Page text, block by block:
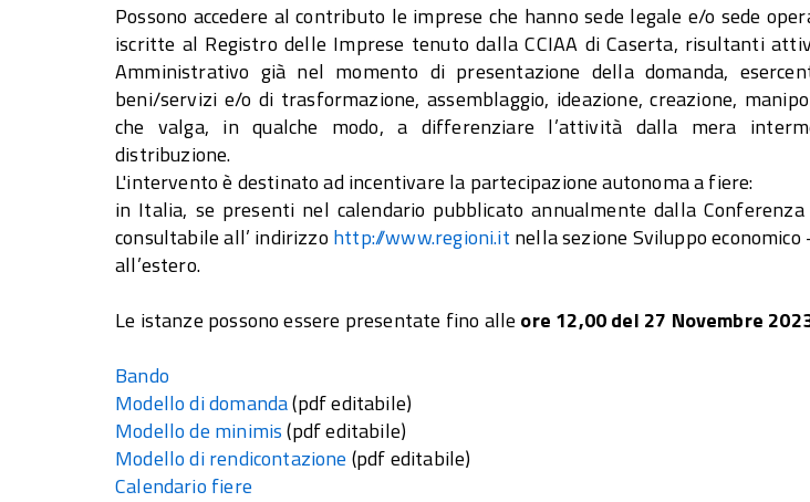
Possono accedere al contributo le imprese che hanno sede legale e/o sede
iscritte al Registro delle Imprese tenuto dalla CCIAA di Caserta, risultanti
Amministrativo già nel momento di presentazione della domanda,
beni/servizi e/o di trasformazione, assemblaggio, ideazione, creazione,
che valga, in qualche modo, a differenziare l’attività dalla mera
distribuzione.
L'intervento è destinato ad incentivare la partecipazione autonoma a fiere:
in Italia, se presenti nel calendario pubblicato annualmente dalla
consultabile all’ indirizzo http://www.regioni.it nella sezione Sviluppo
all’estero.
Le istanze possono essere presentate fino alle ore 12,00 del 27 Novembre
Bando
Modello di domanda(pdf editabile)
Modello de minimis(pdf editabile)
Modello di rendicontazione (pdf editabile)
Calendario fiere